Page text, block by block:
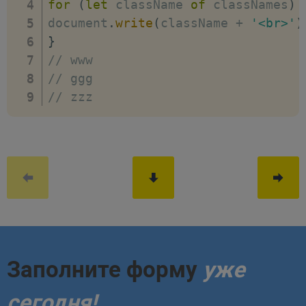
for
(let className of classNames )
document .write ( className + '<br>' )
}
// www
// ggg
// zzz
Заполните форму уже